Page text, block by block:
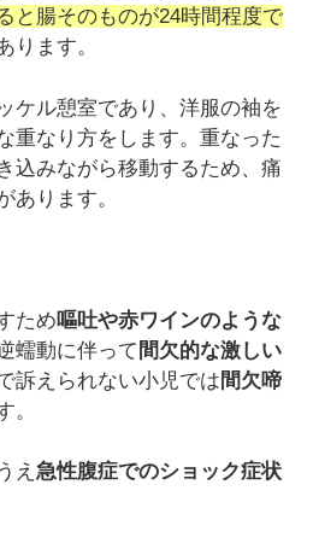
と腸そのものが24時間程度で
ります。
ケル憩室であり、洋服の袖を
重なり方をします。重なった
込みながら移動するため、痛
あります。
ため嘔吐や赤ワインのような
蠕動に伴って 間欠的な激しい
訴えられない小児では 間欠啼
。
え急性腹症でのショック症状